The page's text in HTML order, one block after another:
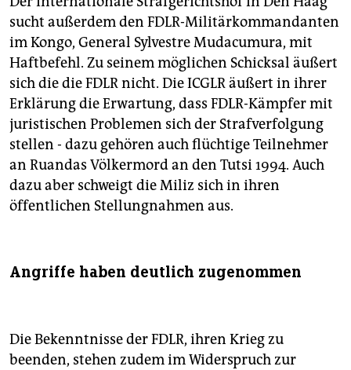
sucht außerdem den FDLR-Militärkommandanten
im Kongo, General Sylvestre Mudacumura, mit
Haftbefehl. Zu seinem möglichen Schicksal äußert
sich die die FDLR nicht. Die ICGLR äußert in ihrer
Erklärung die Erwartung, dass FDLR-Kämpfer mit
juristischen Problemen sich der Strafverfolgung
stellen - dazu gehören auch flüchtige Teilnehmer
an Ruandas Völkermord an den Tutsi 1994. Auch
dazu aber schweigt die Miliz sich in ihren
öffentlichen Stellungnahmen aus.
Angriffe haben deutlich zugenommen
Die Bekenntnisse der FDLR, ihren Krieg zu
beenden, stehen zudem im Widerspruch zur